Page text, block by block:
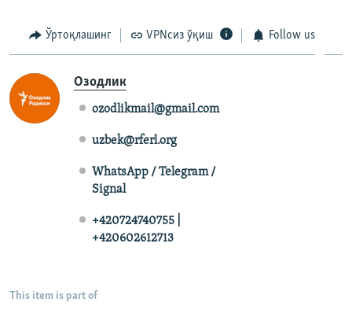
Ўртоқлашинг VPNсиз ўқиш Follow us
Озодлик
ozodlikmail@gmail.com
uzbek@rferl.org
WhatsApp / Telegram /
Signal
+420724740755 |
+420602612713
This item is part of